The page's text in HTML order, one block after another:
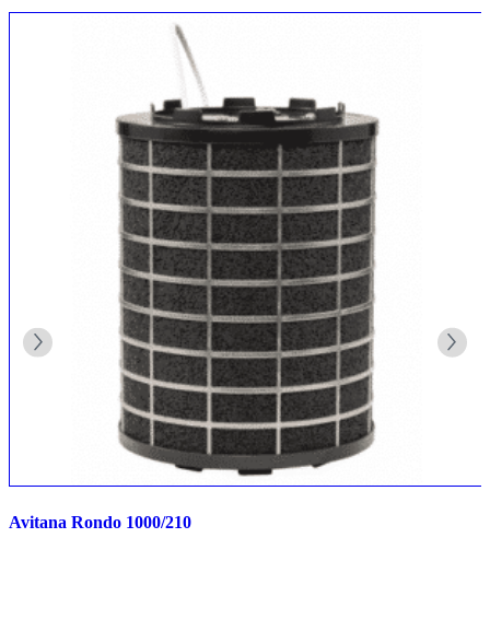
Avitana Rondo 1000/210